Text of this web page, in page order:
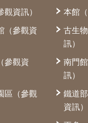
觀資訊）
（參觀資
參觀資
區（參觀
本館
古生
訊）
南門
訊）
鐵道
資訊）